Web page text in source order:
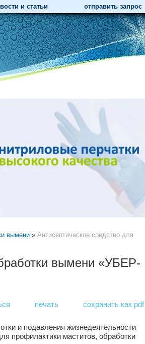
и статьи отправить запрос
вымени » Антисептическое средство для
вымени «УБЕР-
печать сохранить как pdf
и подавления жизнедеятельности
профилактики маститов, обработки